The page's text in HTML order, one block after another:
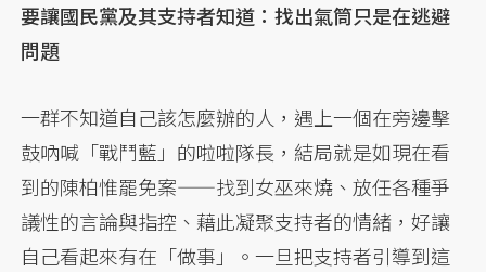
要讓國民黨及其支持者知道：找出氣筒只是在逃避
問題
一群不知道自己該怎麼辦的人，遇上一個在旁邊擊
鼓吶喊「戰鬥藍」的啦啦隊長，結局就是如現在看
到的陳柏惟罷免案——找到女巫來燒、放任各種爭
議性的言論與指控、藉此凝聚支持者的情緒，好讓
自己看起來有在「做事」。一旦把支持者引導到這